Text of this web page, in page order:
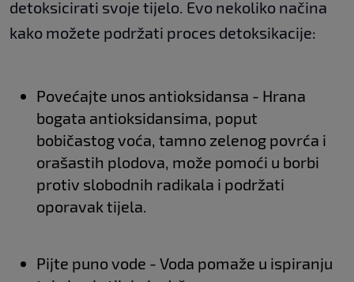
detoksicirati svoje tijelo. Evo nekoliko načina
kako možete podržati proces detoksikacije:
Povećajte unos antioksidansa - Hrana
bogata antioksidansima, poput
bobičastog voća, tamno zelenog povrća i
orašastih plodova, može pomoći u borbi
protiv slobodnih radikala i podržati
oporavak tijela.
Pijte puno vode - Voda pomaže u ispiranju